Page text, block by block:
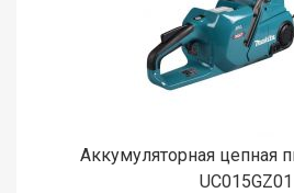
Аккумуляторная цепная
UC015GZ01